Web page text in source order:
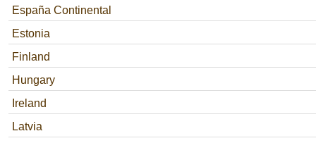
España Continental
Estonia
Finland
Hungary
Ireland
Latvia